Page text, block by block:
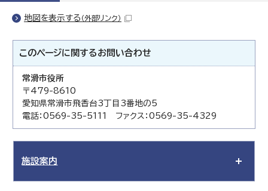
地図を表示する （外部リンク）
このページに関する お問い合わせ
常滑市役所
〒479-8610
愛知県常滑市飛香台3丁目3番地の5
電話：0569-35-5111 ファクス：0569-35-4329
施設案内